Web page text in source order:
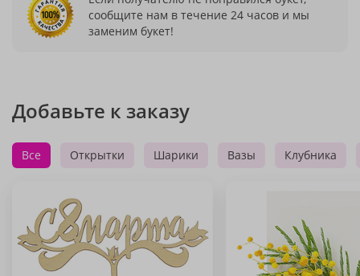
сообщите нам в течение 24 часов и мы
заменим букет!
Добавьте к заказу
Все Открытки Шарики Вазы Клубника